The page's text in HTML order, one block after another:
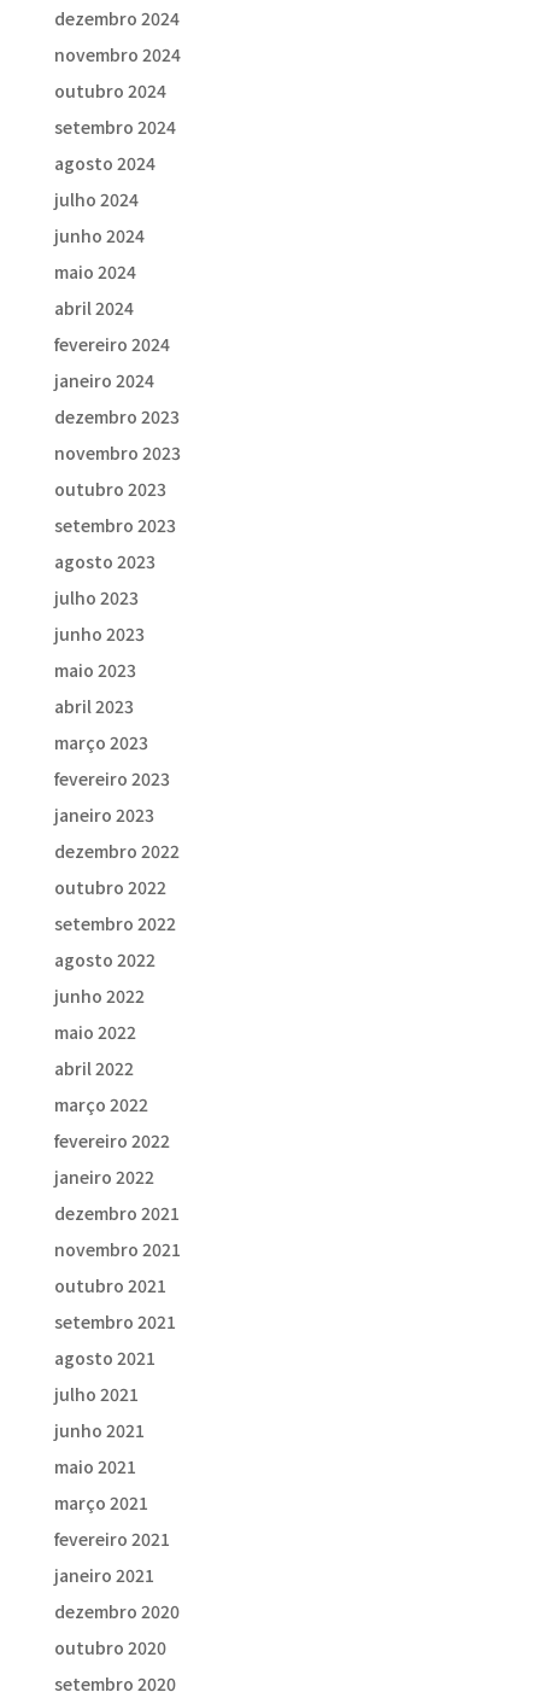
dezembro 2024
novembro 2024
outubro 2024
setembro 2024
agosto 2024
julho 2024
junho 2024
maio 2024
abril 2024
fevereiro 2024
janeiro 2024
dezembro 2023
novembro 2023
outubro 2023
setembro 2023
agosto 2023
julho 2023
junho 2023
maio 2023
abril 2023
março 2023
fevereiro 2023
janeiro 2023
dezembro 2022
outubro 2022
setembro 2022
agosto 2022
junho 2022
maio 2022
abril 2022
março 2022
fevereiro 2022
janeiro 2022
dezembro 2021
novembro 2021
outubro 2021
setembro 2021
agosto 2021
julho 2021
junho 2021
maio 2021
março 2021
fevereiro 2021
janeiro 2021
dezembro 2020
outubro 2020
setembro 2020